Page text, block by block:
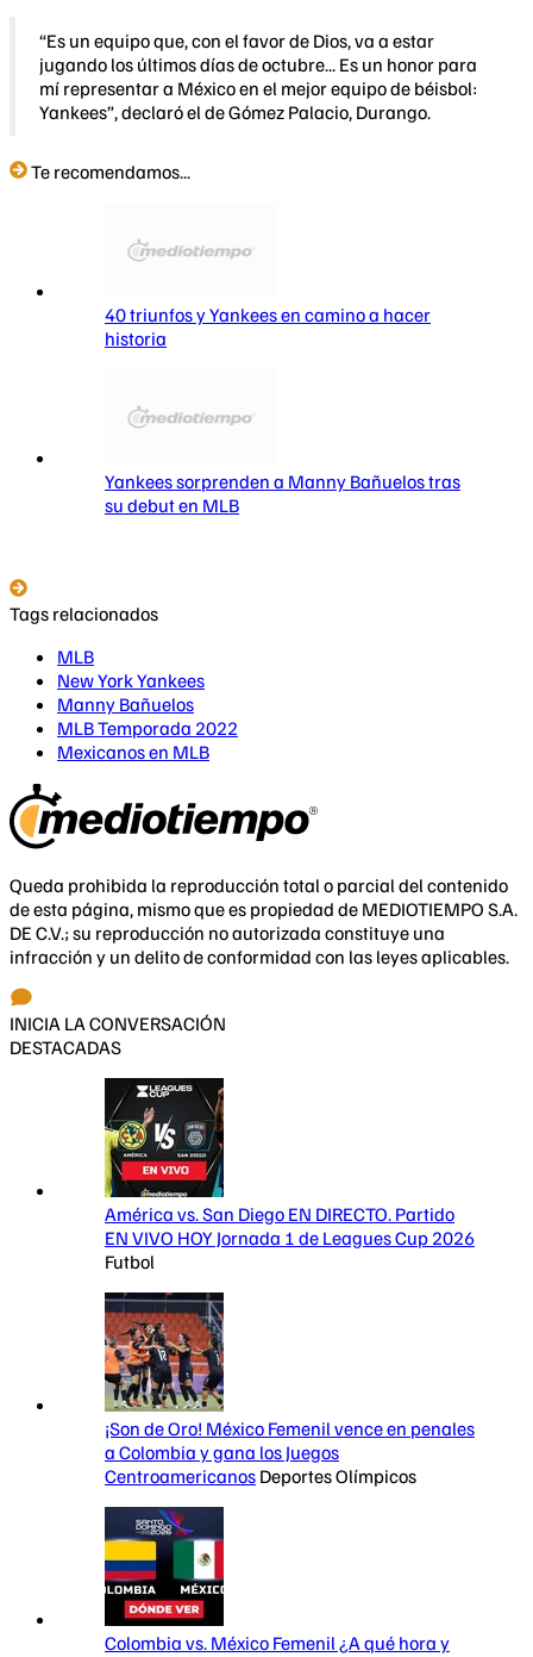
“Es un equipo que, con el favor de Dios, va a estar
jugando los últimos días de octubre... Es un honor para
mí representar a México en el mejor equipo de béisbol:
Yankees”, declaró el de Gómez Palacio, Durango.
Te recomendamos...
40 triunfos y Yankees en camino a hacer
historia
Yankees sorprenden a Manny Bañuelos tras
su debut en MLB
Tags relacionados
MLB
New York Yankees
Manny Bañuelos
MLB Temporada 2022
Mexicanos en MLB
Queda prohibida la reproducción total o parcial del contenido
de esta página, mismo que es propiedad de MEDIOTIEMPO S.A.
DE C.V.; su reproducción no autorizada constituye una
infracción y un delito de conformidad con las leyes aplicables.
INICIA LA CONVERSACIÓN
DESTACADAS
América vs. San Diego EN DIRECTO. Partido
EN VIVO HOY Jornada 1 de Leagues Cup 2026
Futbol
¡Son de Oro! México Femenil vence en penales
a Colombia y gana los Juegos
Centroamericanos Deportes Olímpicos
Colombia vs. México Femenil ¿A qué hora y